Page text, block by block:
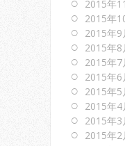
2015年
2015年
2015年9
2015年8
2015年7
2015年6
2015年5
2015年4
2015年3
2015年2